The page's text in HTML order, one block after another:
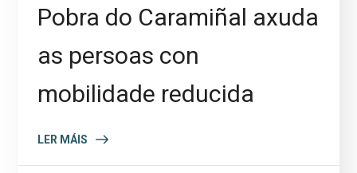
Pobra do Caramiñal axuda
as persoas con
mobilidade reducida
LER MÁIS